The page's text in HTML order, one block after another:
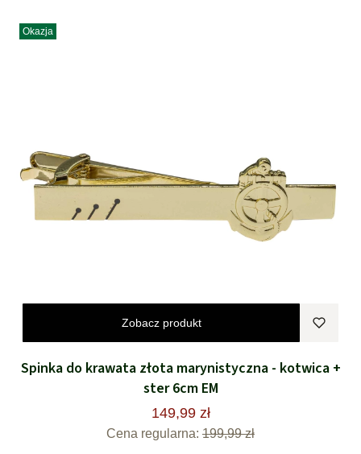
Okazja
Zobacz produkt
Spinka do krawata złota marynistyczna - kotwica +
ster 6cm EM
149,99 zł
Cena regularna: 199,99 zł